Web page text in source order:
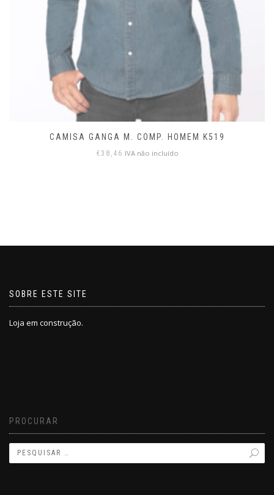
CAMISA GANGA M. COMP. HOMEM K519
€38,46 IVA não incluído
SOBRE ESTE SITE
Loja em construção.
PROCURAR